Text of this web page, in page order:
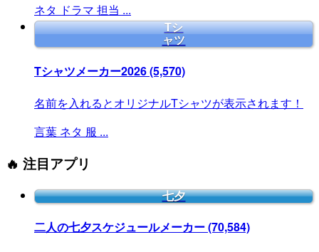
ネタ ドラマ 担当 ...
Tシ
ャツ
Tシャツメーカー2026(5,570)
名前を入れるとオリジナルTシャツが表示されます！
言葉 ネタ 服 ...
🔥 注目アプリ
七夕
二人の七夕スケジュールメーカー(70,584)